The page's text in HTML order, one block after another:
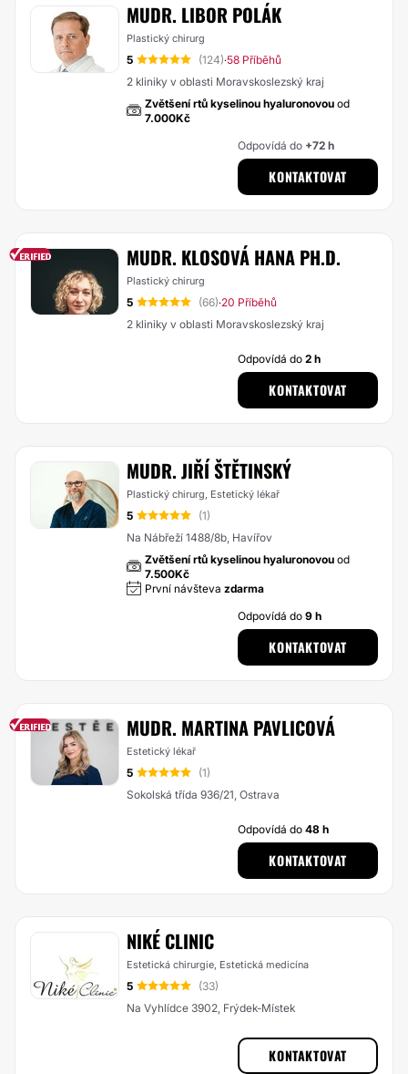
MUDR. LIBOR POLÁK
Plastický chirurg
5 (124)·58 Příběhů
2 kliniky v oblasti Moravskoslezský kraj
Zvětšení rtů kyselinou hyaluronovou od
7.000Kč
Odpovídá do +72 h
KONTAKTOVAT
MUDR. KLOSOVÁ HANA PH.D.
Plastický chirurg
5 (66)·20 Příběhů
2 kliniky v oblasti Moravskoslezský kraj
Odpovídá do2 h
KONTAKTOVAT
MUDR. JIŘÍ ŠTĚTINSKÝ
Plastický chirurg, Estetický lékař
5
(1)
Na Nábřeží 1488/8b, Havířov
Zvětšení rtů kyselinou hyaluronovou od
7.500Kč
První návšteva zdarma
Odpovídá do9 h
KONTAKTOVAT
MUDR. MARTINA PAVLICOVÁ
Estetický lékař
5
(1)
Sokolská třída 936/21, Ostrava
Odpovídá do48 h
KONTAKTOVAT
NIKÉ CLINIC
Estetická chirurgie, Estetická medicína
5
(33)
Na Vyhlídce 3902, Frýdek-Místek
KONTAKTOVAT